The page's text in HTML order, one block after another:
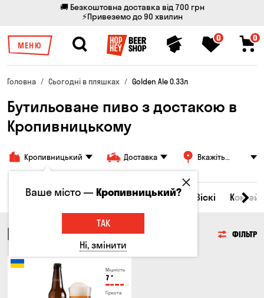
🚚 Безкоштовна доставка від 700 грн
⚡Привеземо до 90 хвилин
МЕНЮ
0 0
Головна Сьогодні в пляшках Golden Ale 0.33л
Бутильоване пиво з достакою в
Кропивницькому
Кропивницький Доставка
Вкажіть
Всі товари Пиво Сидр Вино Віскі
ПИВО ФІЛЬТР
Міцність
7 °
Гіркота
Ваше місто —Кропивницький?
ТАК
Ні, змінити